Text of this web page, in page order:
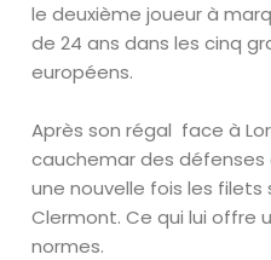
le deuxième joueur à
de 24 ans dans les cinq
européens.
Après son régal face à
cauchemar des
une nouvelle fois les filets
Clermont. Ce qui lui offre
normes.